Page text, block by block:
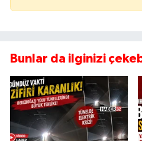
Bunlar da ilginizi